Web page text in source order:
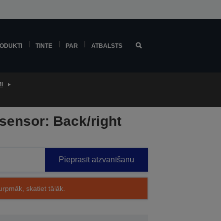
TINTE PAR ATBALSTS
Back/right
Pieprasīt atzvanīšanu
skatiet tālāk.